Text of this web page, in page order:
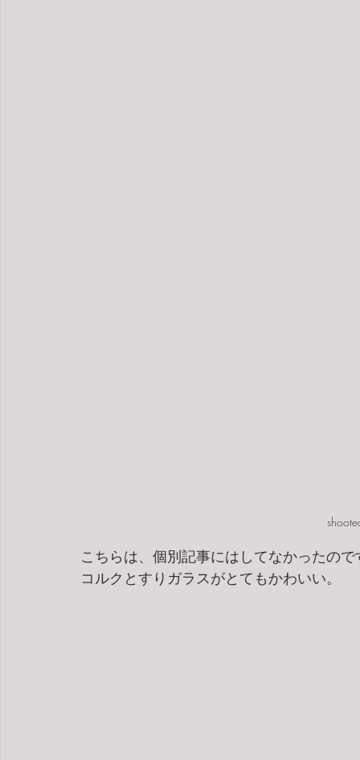
こちらは、個別記事にはしてなかったの
コルクとすりガラスがとてもかわいい。